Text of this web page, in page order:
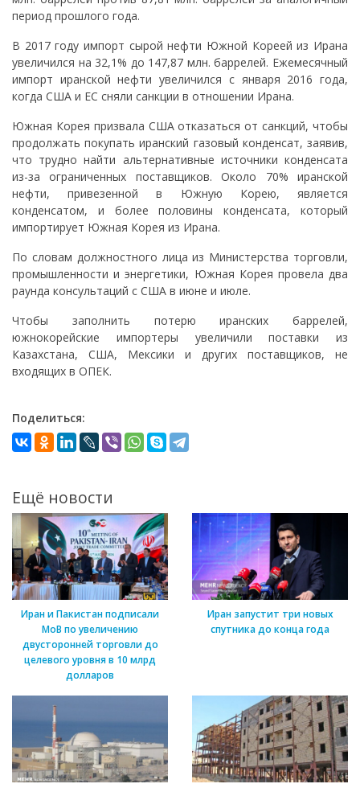
период прошлого года.
В 2017 году импорт сырой нефти Южной Кореей из Ирана
увеличился на 32,1% до 147,87 млн. ​​баррелей. Ежемесячный
импорт иранской нефти увеличился с января 2016 года,
когда США и ЕС сняли санкции в отношении Ирана.
Южная Корея призвала США отказаться от санкций, чтобы
продолжать покупать иранский газовый конденсат, заявив,
что трудно найти альтернативные источники конденсата
из-за ограниченных поставщиков. Около 70% иранской
нефти, привезенной в Южную Корею, является
конденсатом, и более половины конденсата, который
импортирует Южная Корея из Ирана.
По словам должностного лица из Министерства торговли,
промышленности и энергетики, Южная Корея провела два
раунда консультаций с США в июне и июле.
Чтобы заполнить потерю иранских баррелей,
южнокорейские импортеры увеличили поставки из
Казахстана, США, Мексики и других поставщиков, не
входящих в ОПЕК.
Поделиться:
Ещё новости
Иран и Пакистан подписали
МоВ по увеличению
двусторонней торговли до
целевого уровня в 10 млрд
долларов
Иран запустит три новых
спутника до конца года